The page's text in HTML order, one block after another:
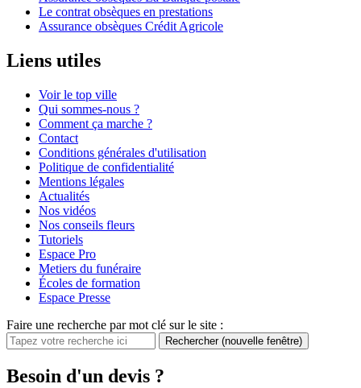
Le contrat obsèques en prestations
Assurance obsèques Crédit Agricole
Liens utiles
Voir le top ville
Qui sommes-nous ?
Comment ça marche ?
Contact
Conditions générales d'utilisation
Politique de confidentialité
Mentions légales
Actualités
Nos vidéos
Nos conseils fleurs
Tutoriels
Espace Pro
Metiers du funéraire
Écoles de formation
Espace Presse
Faire une recherche par mot clé sur le site :
Rechercher (nouvelle fenêtre)
Besoin d'un devis ?